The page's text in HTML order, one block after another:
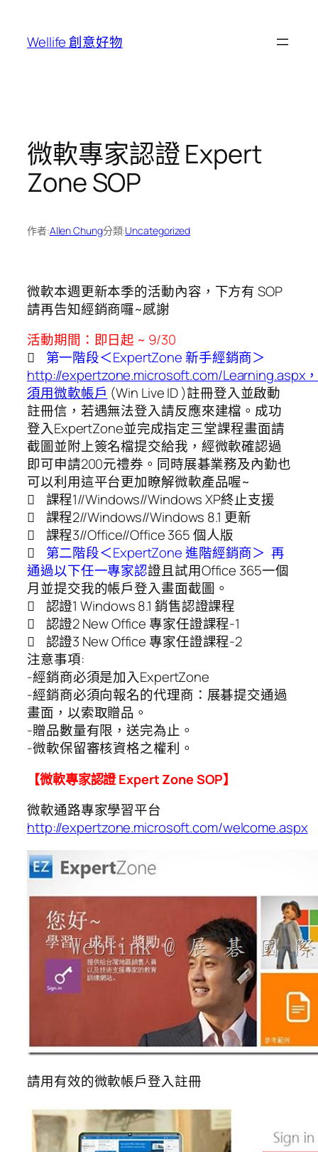
Wellife 創意好物
微軟專家認證 Expert
Zone SOP
作者:Allen Chung分類:Uncategorized
微軟本週更新本季的活動內容，下方有 SOP
請再告知經銷商囉~感謝
活動期間：即日起 ~ 9/30
 第一階段＜ExpertZone 新手經銷商＞
http://expertzone.microsoft.com/Learning.aspx
須用微軟帳戶 (Win Live ID )註冊登入並啟動
註冊信，若遇無法登入請反應來建檔。成功
登入ExpertZone並完成指定三堂課程畫面請
截圖並附上簽名檔提交給我，經微軟確認過
即可申請200元禮券。同時展碁業務及內勤也
可以利用這平台更加瞭解微軟產品喔~
 課程1//Windows//Windows XP終止支援
 課程2//Windows//Windows 8.1 更新
 課程3//Office//Office 365 個人版
 第二階段＜ExpertZone 進階經銷商＞ 再
通過以下任一專家認證且試用Office 365一個
月並提交我的帳戶登入畫面截圖。
 認證1 Windows 8.1 銷售認證課程
 認證2 New Office 專家任證課程-1
 認證3 New Office 專家任證課程-2
注意事項:
-經銷商必須是加入ExpertZone
-經銷商必須向報名的代理商：展碁提交通過
畫面，以索取贈品。
-贈品數量有限，送完為止。
-微軟保留審核資格之權利。
【微軟專家認證 Expert Zone SOP】
微軟通路專家學習平台
http://expertzone.microsoft.com/welcome.aspx
請用有效的微軟帳戶登入註冊